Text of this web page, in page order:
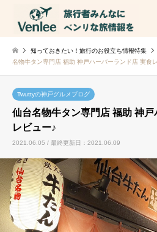
知っておきたい！旅行のお役立ち情報特集
名物牛タン専門店 福助 神戸ハーバーランド店 実食
Twuttyの神戸グルメブログ
仙台名物牛タン専門店 福助 神
レビュー♪
2021.06.05 / 最終更新日：2021.06.09